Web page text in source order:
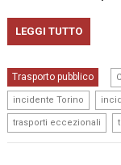
LEGGI TUTTO
Trasporto pubblico
incidente Torino
trasporti eccezionali